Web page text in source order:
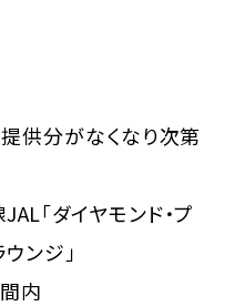
供分がなくなり次第
「ダイヤモンド・プ
ンジ」
内